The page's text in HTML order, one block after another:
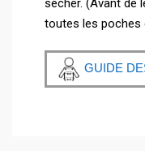
sécher. (Avant de
toutes les poches
GUIDE